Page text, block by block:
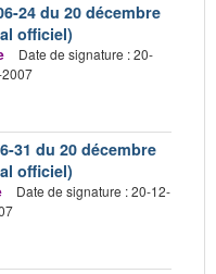
24 du 20 décembre
officiel)
Date de signature : 20-
31 du 20 décembre
officiel)
Date de signature : 20-12-